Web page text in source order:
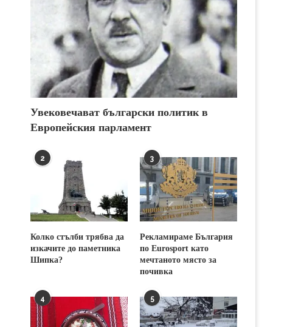
Увековечават български политик в
Европейския парламент
2
Колко стълби трябва да
изкачите до паметника
Шипка?
3
Рекламираме България
по Eurosport като
мечтаното място за
почивка
4 5